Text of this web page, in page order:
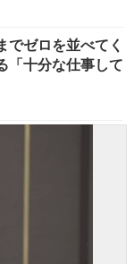
でゼロを並べてく
「十分な仕事して